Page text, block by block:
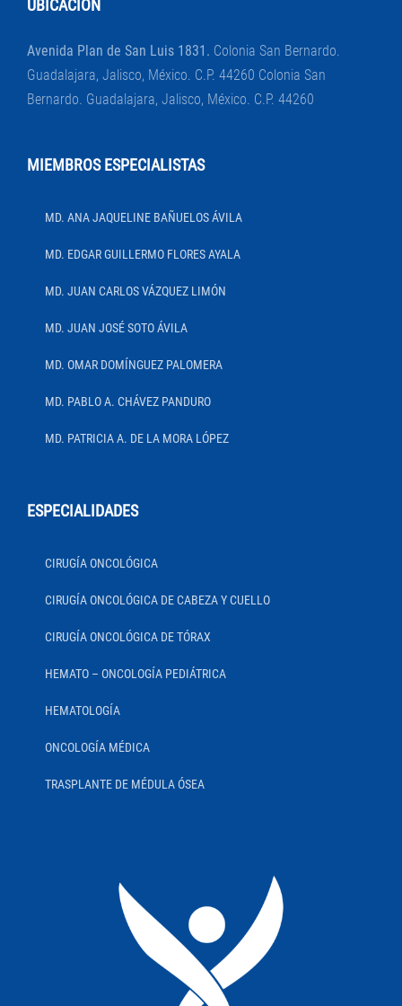
UBICACIÓN
Avenida Plan de San Luis 1831. Colonia San Bernardo.
Guadalajara, Jalisco, México. C.P. 44260 Colonia San
Bernardo. Guadalajara, Jalisco, México. C.P. 44260
MIEMBROS ESPECIALISTAS
MD. ANA JAQUELINE BAÑUELOS ÁVILA
MD. EDGAR GUILLERMO FLORES AYALA
MD. JUAN CARLOS VÁZQUEZ LIMÓN
MD. JUAN JOSÉ SOTO ÁVILA
MD. OMAR DOMÍNGUEZ PALOMERA
MD. PABLO A. CHÁVEZ PANDURO
MD. PATRICIA A. DE LA MORA LÓPEZ
ESPECIALIDADES
CIRUGÍA ONCOLÓGICA
CIRUGÍA ONCOLÓGICA DE CABEZA Y CUELLO
CIRUGÍA ONCOLÓGICA DE TÓRAX
HEMATO – ONCOLOGÍA PEDIÁTRICA
HEMATOLOGÍA
ONCOLOGÍA MÉDICA
TRASPLANTE DE MÉDULA ÓSEA